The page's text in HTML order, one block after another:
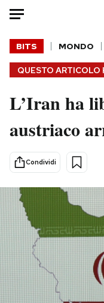
HOME
Italia
Politica
Tecnologia
Internet
Scienza
Sport
PODCAST
QUESTO ARTICOLO
BITS MONDO
L’Iran ha
austriaco
Condividi